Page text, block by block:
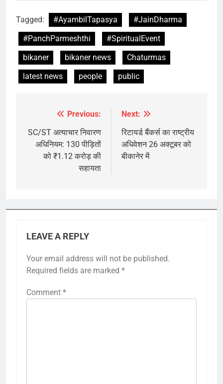
Tagged: #AyambilTapasya
#JainDharma
#PanchParmeshthi
#SpiritualEvent
bikaner
bikaner news
Chaturmas
latest news
people public
navigation
Previous:
SC/ST अत्याचार निवारण
अधिनियम: 130 पीड़ितों
को ₹1.12 करोड़ की
सहायता
Next:
रिटायर्ड बैंकर्स का राष्ट्रीय
अधिवेशन 26 अक्टूबर को
बीकानेर में
LEAVE A REPLY
Your email address will not be published.
Required fields are marked *
Comment *